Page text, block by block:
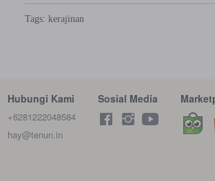
Tags:kerajinan
Hubungi Kami
+6281222048584
hay@tenun.in
Sosial Media